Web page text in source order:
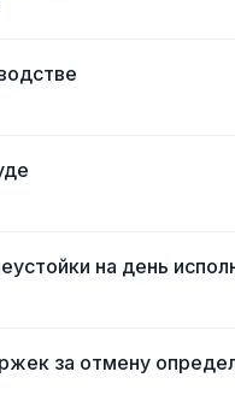
на день
за отмену